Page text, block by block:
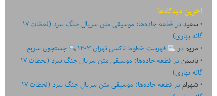
آخرین دیدگاه‌ها
سعیددر
قطعه جاده‌ها: موسیقی متن سریال جنگ سرد (لحظات ۱۷
گانه بهاری)
مریمدر فهرست خطوط تاکسی تهران ۱۴۰۳
جستجوی سریع
یاسمندر
قطعه جاده‌ها: موسیقی متن سریال جنگ سرد (لحظات ۱۷
گانه بهاری)
شهرامدر
قطعه جاده‌ها: موسیقی متن سریال جنگ سرد (لحظات ۱۷